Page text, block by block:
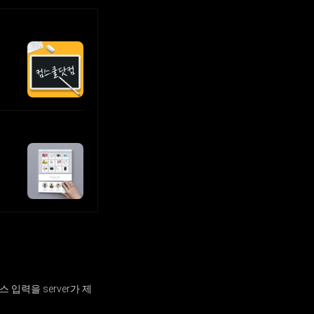
입력을 server가 제